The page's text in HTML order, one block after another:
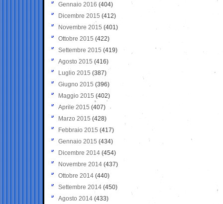
Gennaio 2016 (404)
Dicembre 2015 (412)
Novembre 2015 (401)
Ottobre 2015 (422)
Settembre 2015 (419)
Agosto 2015 (416)
Luglio 2015 (387)
Giugno 2015 (396)
Maggio 2015 (402)
Aprile 2015 (407)
Marzo 2015 (428)
Febbraio 2015 (417)
Gennaio 2015 (434)
Dicembre 2014 (454)
Novembre 2014 (437)
Ottobre 2014 (440)
Settembre 2014 (450)
Agosto 2014 (433)